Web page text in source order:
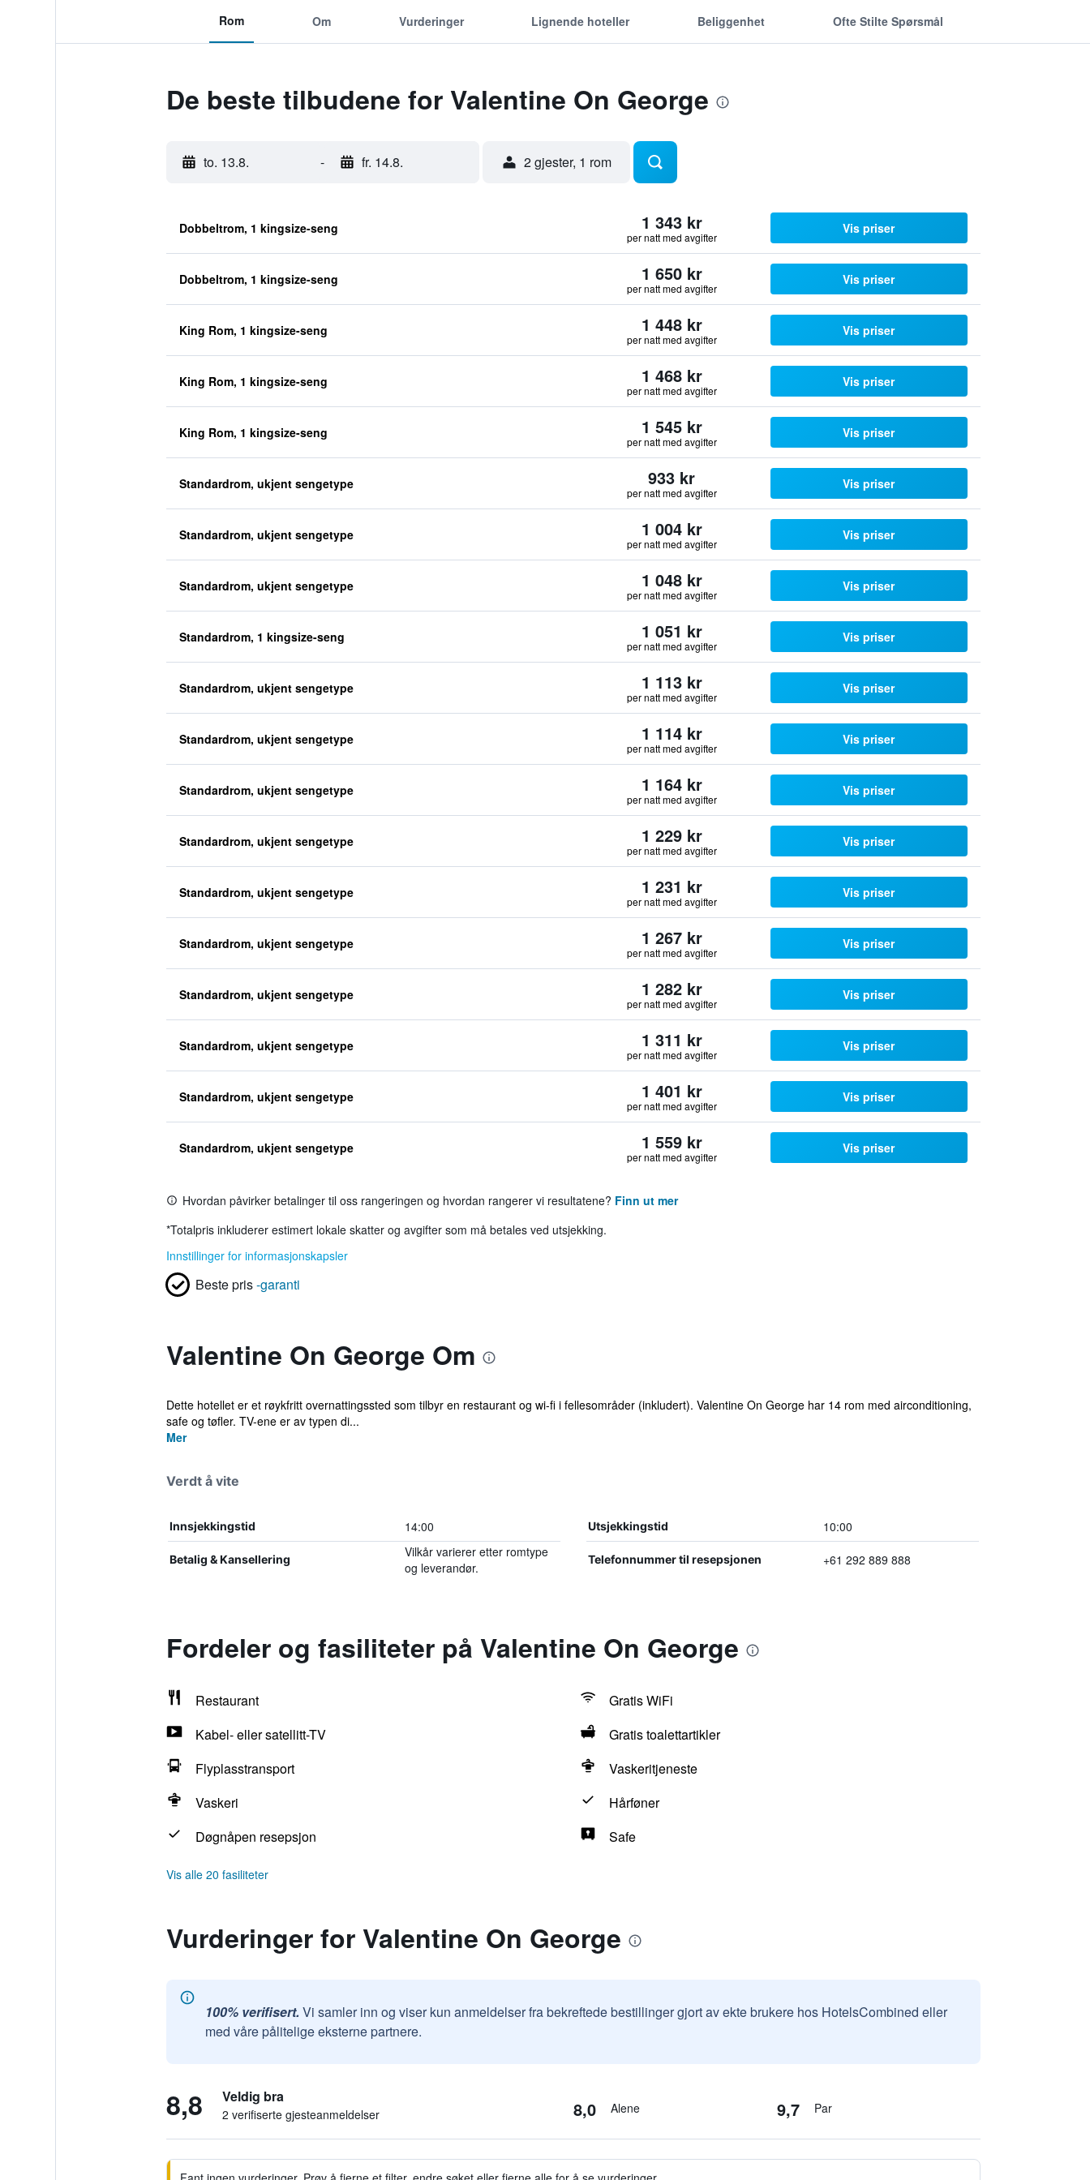
Rom Om Vurderinger Lignende hoteller Beliggenhet Ofte Stilte Spørsmål
De beste tilbudene for Valentine On George
to. 13.8. - fr. 14.8. 2 gjester, 1 rom
Dobbeltrom, 1 kingsize-seng 1 343 kr
per natt med avgifter
Vis priser
Dobbeltrom, 1 kingsize-seng 1 650 kr
per natt med avgifter
Vis priser
King Rom, 1 kingsize-seng 1 448 kr
per natt med avgifter
Vis priser
King Rom, 1 kingsize-seng 1 468 kr
per natt med avgifter
Vis priser
King Rom, 1 kingsize-seng 1 545 kr
per natt med avgifter
Vis priser
Standardrom, ukjent sengetype 933 kr
per natt med avgifter
Vis priser
Standardrom, ukjent sengetype 1 004 kr
per natt med avgifter
Vis priser
Standardrom, ukjent sengetype 1 048 kr
per natt med avgifter
Vis priser
Standardrom, 1 kingsize-seng 1 051 kr
per natt med avgifter
Vis priser
Standardrom, ukjent sengetype 1 113 kr
per natt med avgifter
Vis priser
Standardrom, ukjent sengetype 1 114 kr
per natt med avgifter
Vis priser
Standardrom, ukjent sengetype 1 164 kr
per natt med avgifter
Vis priser
Standardrom, ukjent sengetype 1 229 kr
per natt med avgifter
Vis priser
Standardrom, ukjent sengetype 1 231 kr
per natt med avgifter
Vis priser
Standardrom, ukjent sengetype 1 267 kr
per natt med avgifter
Vis priser
Standardrom, ukjent sengetype 1 282 kr
per natt med avgifter
Vis priser
Standardrom, ukjent sengetype 1 311 kr
per natt med avgifter
Vis priser
Standardrom, ukjent sengetype 1 401 kr
per natt med avgifter
Vis priser
Standardrom, ukjent sengetype 1 559 kr
per natt med avgifter
Vis priser
Hvordan påvirker betalinger til oss rangeringen og hvordan rangerer vi resultatene? Finn ut mer
*Totalpris inkluderer estimert lokale skatter og avgifter som må betales ved utsjekking.
Innstillinger for informasjonskapsler
Beste pris-garanti
Valentine On George Om
Dette hotellet er et røykfritt overnattingssted som tilbyr en restaurant og wi-fi i fellesområder (inkludert). Valentine On George har 14 rom med airconditioning,
safe og tøfler. TV-ene er av typen di...
Mer
Verdt å vite
Innsjekkingstid 14:00 Utsjekkingstid 10:00
Betalig & Kansellering
Vilkår varierer etter romtype
og leverandør.
Telefonnummer til resepsjonen +61 292 889 888
Fordeler og fasiliteter på Valentine On George
Restaurant
Gratis WiFi
Kabel- eller satellitt-TV
Gratis toalettartikler
Flyplasstransport
Vaskeritjeneste
Vaskeri
Hårføner
Døgnåpen resepsjon
Safe
Vis alle 20 fasiliteter
Vurderinger for Valentine On George
100% verifisert. Vi samler inn og viser kun anmeldelser fra bekreftede bestillinger gjort av ekte brukere hos HotelsCombined eller
med våre pålitelige eksterne partnere.
8,8 Veldig bra
2 verifiserte gjesteanmeldelser 8,0 Alene 9,7 Par